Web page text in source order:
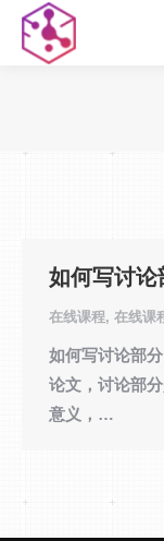
如何写讨论
在线课程, 在线课
如何写讨论部
论文，讨论部
意义，…